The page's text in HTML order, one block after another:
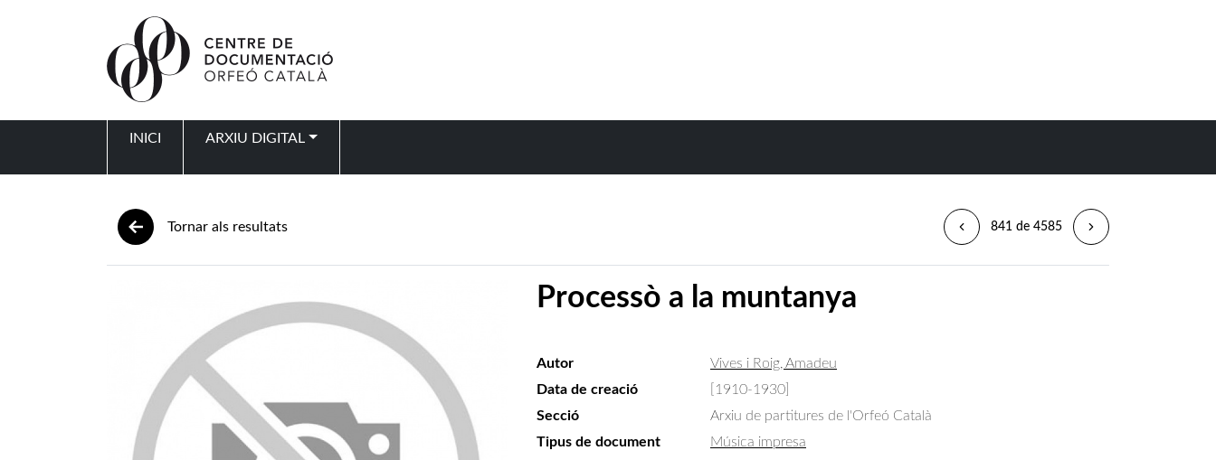
INICI ARXIU DIGITAL
Tornar als resultats 841 de 4585
Processò a la muntanya
Autor
Vives i Roig, Amadeu
Data de creació
[1910-1930]
Secció
Arxiu de partitures de l'Orfeó Català
Tipus de document
Música impresa